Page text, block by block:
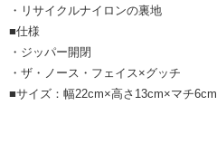
・リサイクルナイロンの裏地
■仕様
・ジッパー開閉
・ザ・ノース・フェイス×グッチ
■サイズ：幅22cm×高さ13cm×マチ6cm